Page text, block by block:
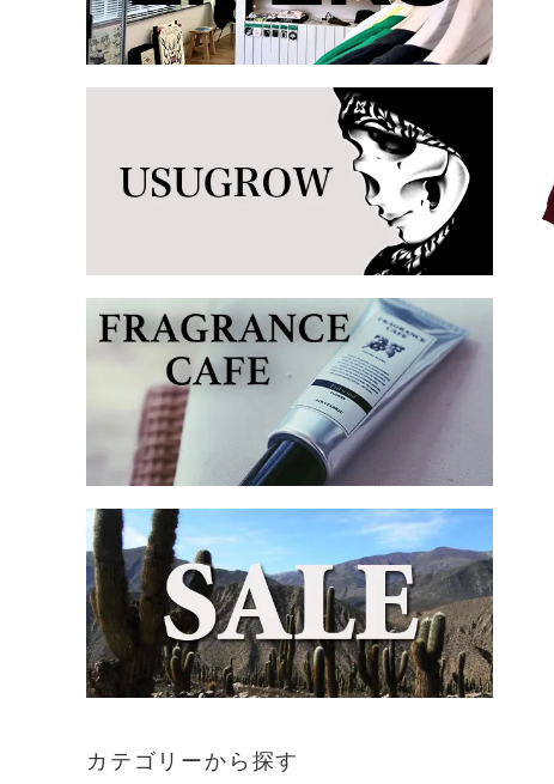
カテゴリーから探す